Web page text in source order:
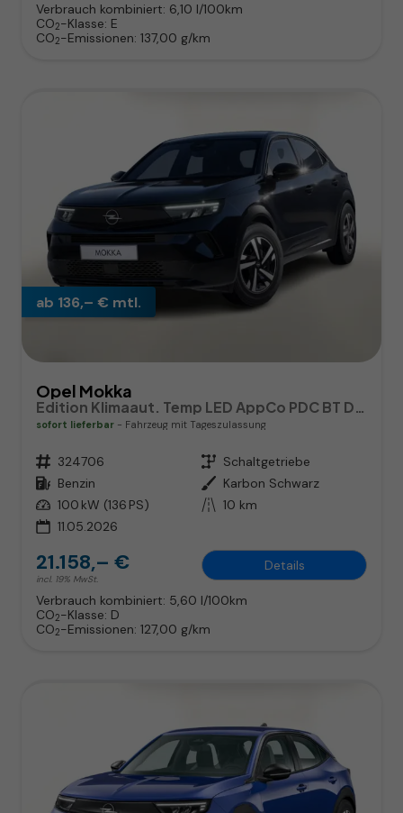
Verbrauch kombiniert: 6,10 l/100km
CO2-Klasse: E
CO2-Emissionen: 137,00 g/km
ab 136,– € mtl.
Opel Mokka
sofort lieferbar Fahrzeug mit Tageszulassung
Fahrzeugnr. 324706 Getriebe Schaltgetriebe
Kraftstoff Benzin Außenfarbe Karbon Schwarz
Leistung 100 kW (136 PS) Kilometerstand 10 km
11.05.2026
21.158,– €
incl. 19% MwSt.
Details
Verbrauch kombiniert: 5,60 l/100km
CO2-Klasse: D
CO2-Emissionen: 127,00 g/km